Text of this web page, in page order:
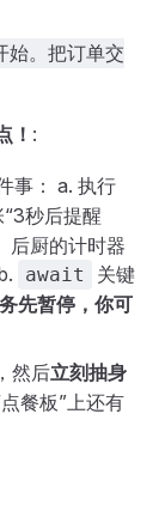
。把订单交
！ :
事： a. 执行
“3秒后提醒
后厨的计时器
await
关键
先暂停，你可
然后立刻抽身
餐板”上还有